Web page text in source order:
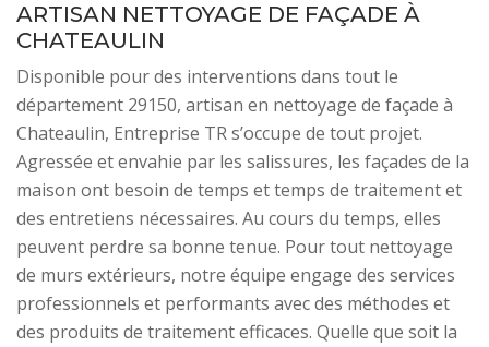
ARTISAN NETTOYAGE DE FAÇADE À
CHATEAULIN
Disponible pour des interventions dans tout le
département 29150, artisan en nettoyage de façade à
Chateaulin, Entreprise TR s’occupe de tout projet.
Agressée et envahie par les salissures, les façades de la
maison ont besoin de temps et temps de traitement et
des entretiens nécessaires. Au cours du temps, elles
peuvent perdre sa bonne tenue. Pour tout nettoyage
de murs extérieurs, notre équipe engage des services
professionnels et performants avec des méthodes et
des produits de traitement efficaces. Quelle que soit la